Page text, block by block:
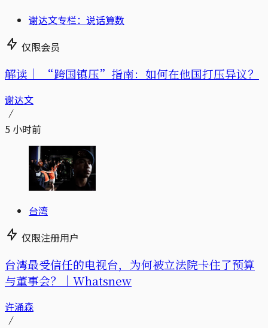
谢达文专栏：说话算数
仅限会员
解读｜ “跨国镇压”指南：如何在他国打压异议？
谢达文
5 小时前
台湾
仅限注册用户
台湾最受信任的电视台，为何被立法院卡住了预算
与董事会？｜Whatsnew
许涌森